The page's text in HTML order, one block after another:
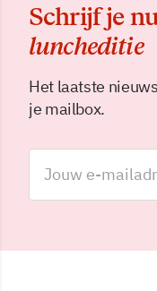
Schrijf je
luncheditie
Het laatste
je mailbox.